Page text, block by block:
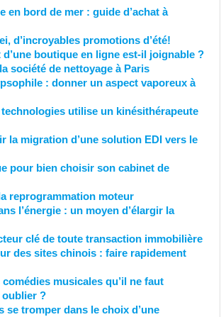
en bord de mer : guide d’achat à
d’incroyables promotions d’été!
d’une boutique en ligne est-il joignable ?
société de nettoyage à Paris
: donner un aspect vaporeux à
utilise un kinésithérapeute
la migration d’une solution EDI vers le
pour bien choisir son cabinet de
reprogrammation moteur
l’énergie : un moyen d’élargir la
clé de toute transaction immobilière
des sites chinois : faire rapidement
musicales qu’il ne faut
oublier ?
se tromper dans le choix d’une